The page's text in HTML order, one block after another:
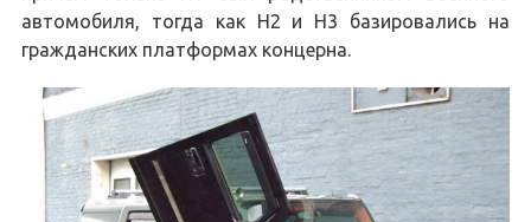
автомобиля, тогда как H2 и H3 базировались на
гражданских платформах концерна.